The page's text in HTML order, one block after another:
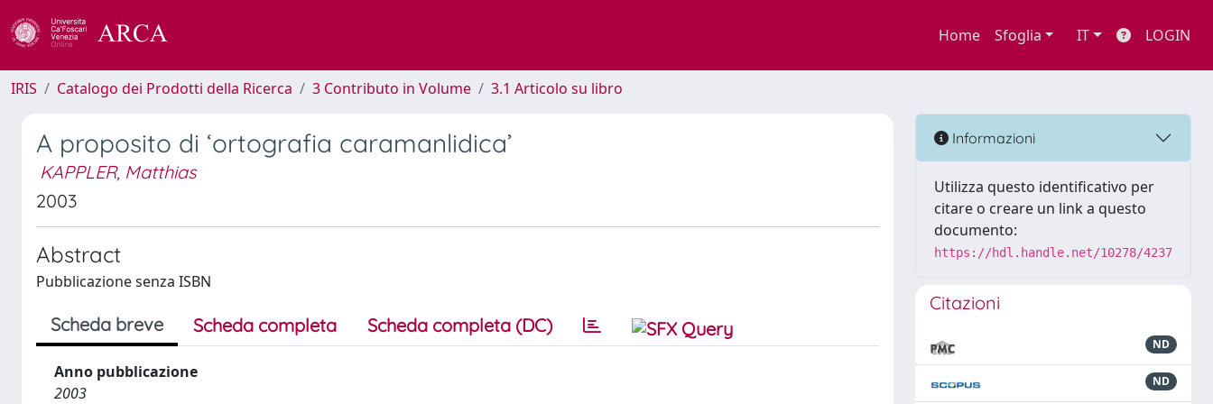
Home Sfoglia IT LOGIN
IRIS Catalogo dei Prodotti della Ricerca 3 Contributo in Volume 3.1 Articolo su libro
A proposito di ‘ortografia caramanlidica’
KAPPLER, Matthias
2003
Abstract
Pubblicazione senza ISBN
Scheda breve Scheda completa Scheda completa (DC)
Anno pubblicazione
2003
Informazioni
Utilizza questo identificativo per
citare o creare un link a questo
documento:
https://hdl.handle.net/10278/4237
Citazioni
ND
ND